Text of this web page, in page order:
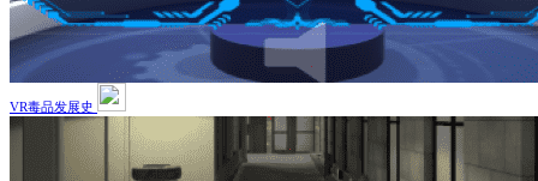
VR毒品发展史